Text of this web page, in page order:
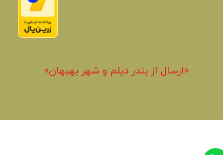
«​ارسال از بندر دیلم و شهر بهبهان»